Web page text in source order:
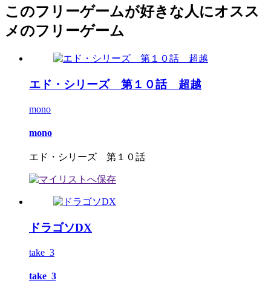
このフリーゲームが好きな人にオスス
メのフリーゲーム
エド・シリーズ 第１０話 超越
mono
mono
エド・シリーズ 第１０話
ドラゴソDX
take_3
take_3